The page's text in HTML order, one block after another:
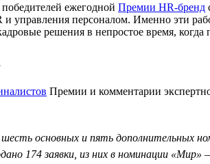
ежегодной Премии HR-бренд
управления персоналом. Именно эти
решения в непростое время, когда
Премии и комментарии
основных и пять дополнительных
174 заявки, из них в номинации